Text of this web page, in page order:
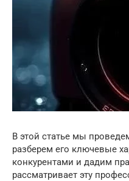
В этой статье мы
разберем его ключевые
конкурентами и дадим
рассматривает эту